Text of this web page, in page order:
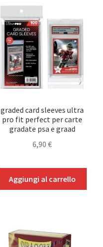
graded card sleeves ultra
pro fit perfect per carte
gradate psa e graad
6,90€
Aggiungi al carrello